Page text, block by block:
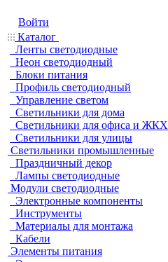
Войти
Каталог
Ленты светодиодные
Неон светодиодный
Блоки питания
Профиль светодиодный
Управление светом
Светильники для дома
Светильники для офиса и ЖКХ
Светильники для улицы
Светильники промышленные
Праздничный декор
Лампы светодиодные
Модули светодиодные
Электронные компоненты
Инструменты
Материалы для монтажа
Кабели
Элементы питания